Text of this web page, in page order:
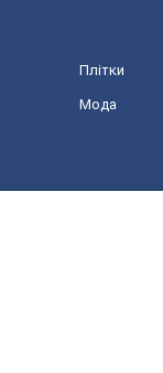
Плітки
Мода